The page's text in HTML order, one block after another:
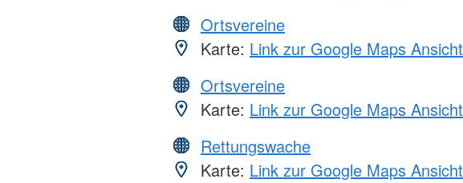
Ortsvereine
Karte: Link zur Google Maps Ansicht
Ortsvereine
Karte: Link zur Google Maps Ansicht
Rettungswache
Karte: Link zur Google Maps Ansicht